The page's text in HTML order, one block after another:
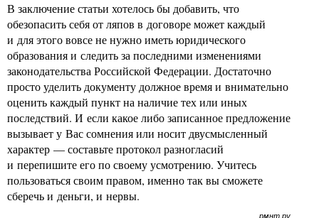
В заключение статьи хотелось бы добавить, что
обезопасить себя от ляпов в договоре может каждый
и для этого вовсе не нужно иметь юридического
образования и следить за последними изменениями
законодательства Российской Федерации. Достаточно
просто уделить документу должное время и внимательно
оценить каждый пункт на наличие тех или иных
последствий. И если какое либо записанное предложение
вызывает у Вас сомнения или носит двусмысленный
характер — составьте протокол разногласий
и перепишите его по своему усмотрению. Учитесь
пользоваться своим правом, именно так вы сможете
сберечь и деньги, и нервы.
рмнт.ру